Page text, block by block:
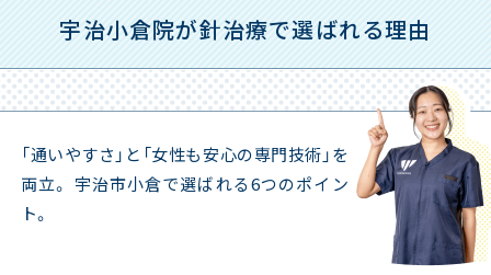
宇治小倉院が針治療で選ばれる理由
「通いやすさ」と「女性も安心の専門技術」を
両立。 宇治市小倉で選ばれる6つのポイン
ト。